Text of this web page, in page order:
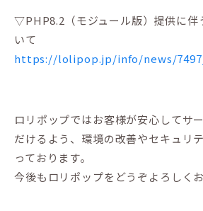
▽PHP8.2（モジュール版）提供に伴
いて
https://lolipop.jp/info/news/
ロリポップではお客様が安心してサ
だけるよう、環境の改善やセキュリ
っております。
今後もロリポップをどうぞよろしく